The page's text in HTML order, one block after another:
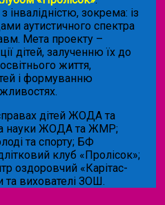
інвалідністю, зокрема: із
аутистичного спектра
Мета проекту –
дітей, залученню їх до
життя,
і формуванню
дітей ЖОДА та
науки ЖОДА та ЖМР;
та спорту; БФ
клуб «Пролісок»;
оздоровчий «Карітас-
та вихователі ЗОШ.